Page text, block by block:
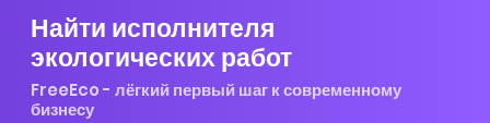
Найти исполнителя
экологических работ
FreeEco - лёгкий первый шаг к современному
бизнесу